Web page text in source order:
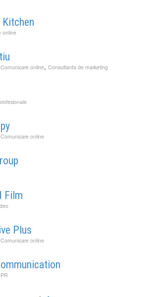
online
Comunicare online, Consultanta de marketing
Comunicare online
Film
Plus
Comunicare online
PR